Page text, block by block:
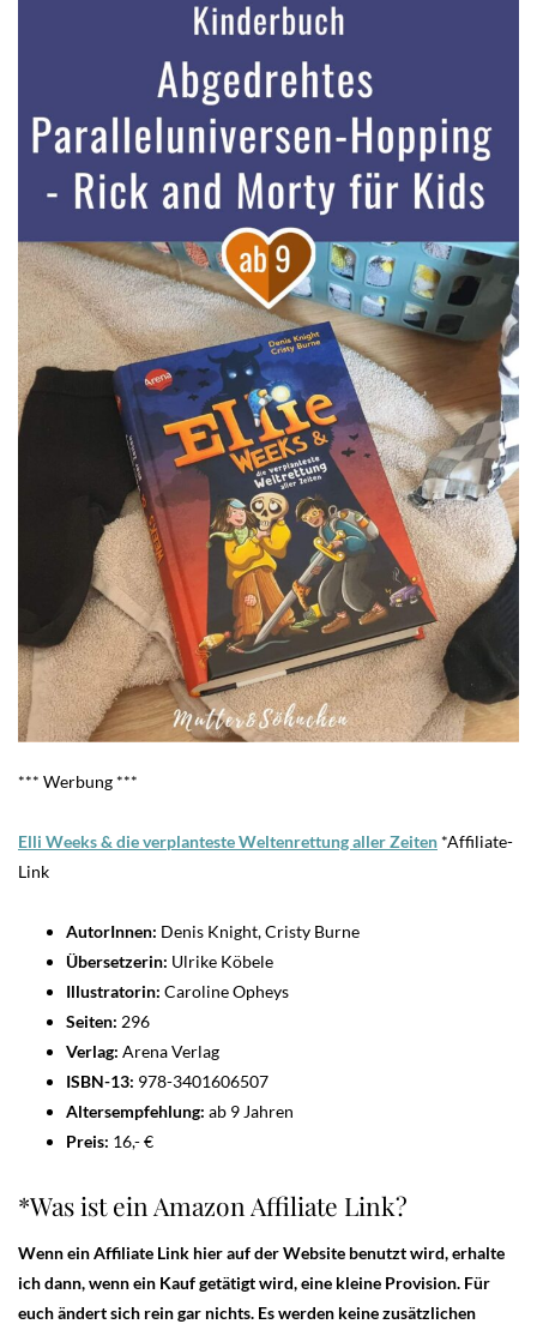
*** Werbung ***
Elli Weeks & die verplanteste Weltenrettung aller Zeiten *Affiliate-
Link
AutorInnen: Denis Knight, Cristy Burne
Übersetzerin: Ulrike Köbele
Illustratorin: Caroline Opheys
Seiten: 296
Verlag: Arena Verlag
ISBN-13: 978-3401606507
Altersempfehlung: ab 9 Jahren
Preis: 16,- €
*Was ist ein Amazon Affiliate Link?
Wenn ein Affiliate Link hier auf der Website benutzt wird, erhalte
ich dann, wenn ein Kauf getätigt wird, eine kleine Provision. Für
euch ändert sich rein gar nichts. Es werden keine zusätzlichen